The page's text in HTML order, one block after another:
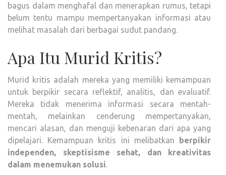
bagus dalam menghafal dan menerapkan rumus, tetapi
belum tentu mampu mempertanyakan informasi atau
melihat masalah dari berbagai sudut pandang.
Apa Itu Murid Kritis?
Murid kritis adalah mereka yang memiliki kemampuan
untuk berpikir secara reflektif, analitis, dan evaluatif.
Mereka tidak menerima informasi secara mentah-
mentah, melainkan cenderung mempertanyakan,
mencari alasan, dan menguji kebenaran dari apa yang
dipelajari. Kemampuan kritis ini melibatkan berpikir
independen, skeptisisme sehat, dan kreativitas
dalam menemukan solusi